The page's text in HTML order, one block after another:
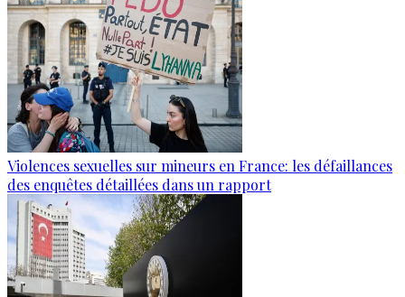
Violences sexuelles sur mineurs en France: les défaillances
des enquêtes détaillées dans un rapport